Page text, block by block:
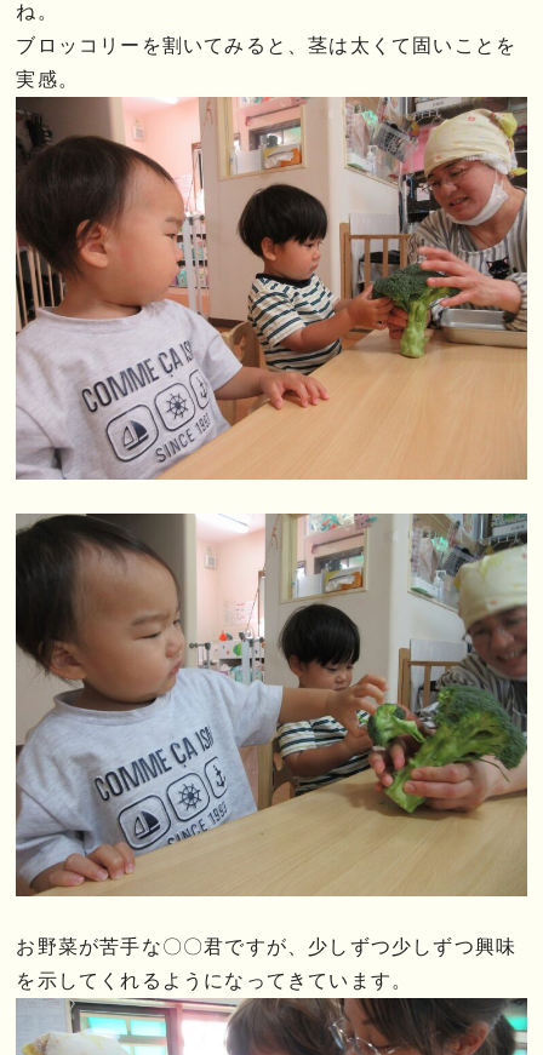
ね。
ブロッコリーを割いてみると、茎は太くて固いことを
実感。
お野菜が苦手な〇〇君ですが、少しずつ少しずつ興味
を示してくれるようになってきています。